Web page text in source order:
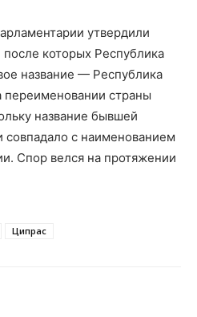
утвердили
после которых Республика
название — Республика
страны
название бывшей
совпадало с наименованием
Спор велся на протяжении
Ципрас